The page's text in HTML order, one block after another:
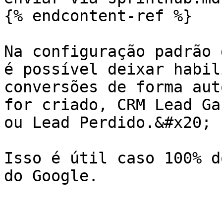
{% endcontent-ref %}
Na configuração
é possível deixar
conversões de forma
for criado, CRM Lead
ou Lead Perdido.&#x20;
Isso é útil caso 100%
do Google.